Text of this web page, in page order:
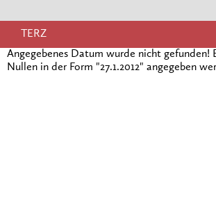
TERZ
Angegebenes Datum wurde nicht gefunden!
Nullen in der Form "27.1.2012" angegeben